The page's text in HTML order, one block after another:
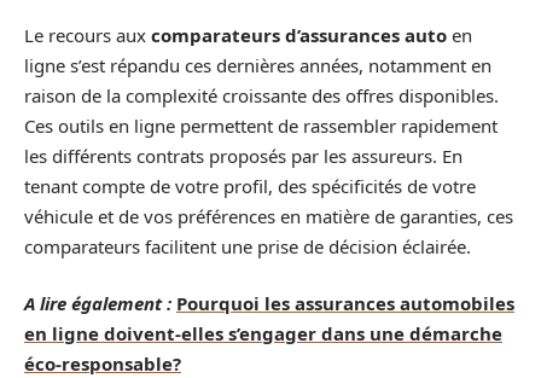
Le recours aux comparateurs d’assurances auto en
ligne s’est répandu ces dernières années, notamment en
raison de la complexité croissante des offres disponibles.
Ces outils en ligne permettent de rassembler rapidement
les différents contrats proposés par les assureurs. En
tenant compte de votre profil, des spécificités de votre
véhicule et de vos préférences en matière de garanties, ces
comparateurs facilitent une prise de décision éclairée.
A lire également : Pourquoi les assurances automobiles
en ligne doivent-elles s’engager dans une démarche
éco-responsable?